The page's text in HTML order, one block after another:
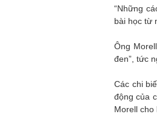
“Những
bài học từ
Ông
đen”, tức
Các chi
động của
Morell cho